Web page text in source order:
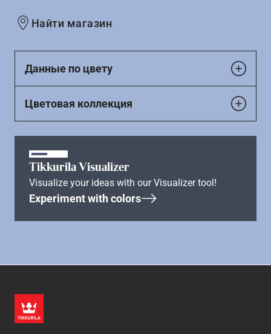
Найти магазин
Данные по цвету
Цветовая коллекция
Tikkurila Visualizer
Visualize your ideas with our Visualizer tool!
Experiment with colors